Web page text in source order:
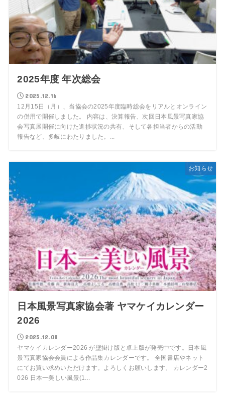
2025年度 年次総会
2025.12.16
12月15日（月）、当協会の2025年度臨時総会をリアルとオンライン
の併用で開催しました。 内容は、決算報告、次回日本風景写真家協
会写真展開催に向けた進捗状況の共有、そして各担当者からの活動
報告など、多岐にわたりました。...
お知らせ
日本風景写真家協会著 ヤマケイカレンダー
2026
2025.12.08
ヤマケイカレンダー2026 が壁掛け版と卓上版が発売中です。日本風
景写真家協会会員による作品集カレンダーです。 全国書店やネット
にてお買い求めいただけます。よろしくお願いします。 カレンダー2
026 日本一美しい風景(1...